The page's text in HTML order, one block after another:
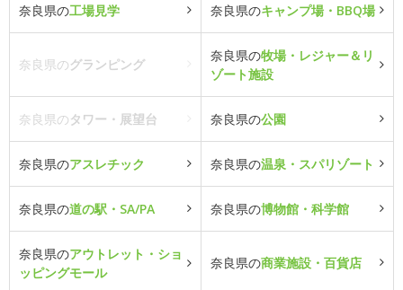
奈良県の工場見学 奈良県のキャンプ場・BBQ場
奈良県のグランピング
奈良県の牧場・レジャー＆リ
ゾート施設
奈良県のタワー・展望台 奈良県の公園
奈良県のアスレチック 奈良県の温泉・スパリゾート
奈良県の道の駅・SA/PA 奈良県の博物館・科学館
奈良県のアウトレット・ショ
ッピングモール
奈良県の商業施設・百貨店